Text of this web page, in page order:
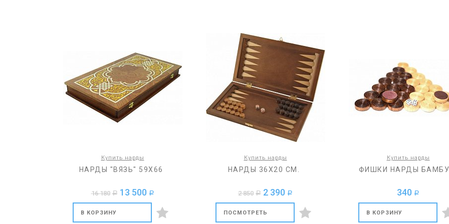
Купить нарды
НАРДЫ "ВЯЗЬ" 59Х66
16 180 a 13 500 a
В КОРЗИНУ
Купить нарды
НАРДЫ 36Х20 СМ.
2 850 a 2 390 a
ПОСМОТРЕТЬ
Купить нарды
ФИШКИ НАРДЫ
340 a
В КОРЗИНУ